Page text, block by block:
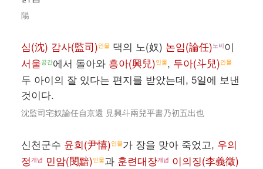
陽
심(沈) 감사(監司)인물 댁의 노(奴) 논임(論任)노비이
서울공간에서 돌아와 흥아(興兒)인물, 두아(斗兒)인물
두 아이의 잘 있다는 편지를 받았는데, 5일에 보낸
것이다.
沈監司宅奴論任自京還 見興斗兩兒平書乃初五出也
신천군수 윤희(尹憘)인물가 장을 맞아 죽었고, 우의
정 개념 민암(閔黯)인물과 훈련대장개념 이의징(李義徵)